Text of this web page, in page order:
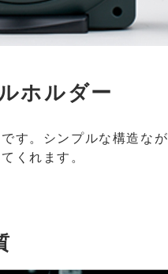
ホルダー
す。シンプルな構造なが
くれます。